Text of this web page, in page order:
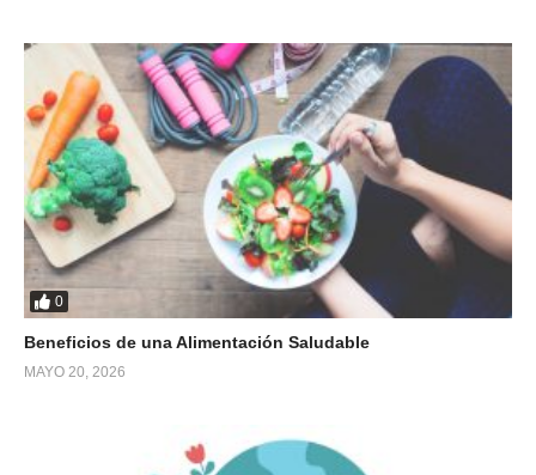
0
Beneficios de una Alimentación Saludable
MAYO 20, 2026